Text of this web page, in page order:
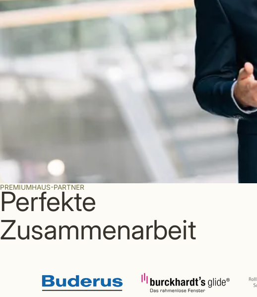
PREMIUMHAUS-PARTNER
Perfekte
Zusammenarbeit